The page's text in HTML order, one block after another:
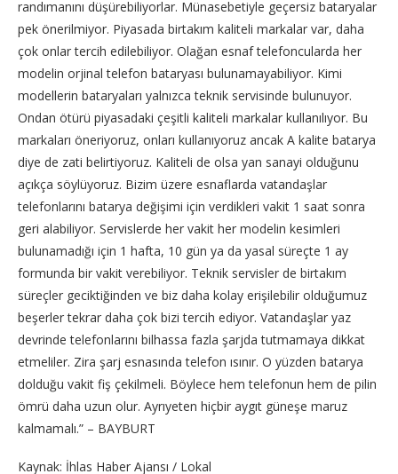
randımanını düşürebiliyorlar. Münasebetiyle geçersiz bataryalar
pek önerilmiyor. Piyasada birtakım kaliteli markalar var, daha
çok onlar tercih edilebiliyor. Olağan esnaf telefoncularda her
modelin orjinal telefon bataryası bulunamayabiliyor. Kimi
modellerin bataryaları yalnızca teknik servisinde bulunuyor.
Ondan ötürü piyasadaki çeşitli kaliteli markalar kullanılıyor. Bu
markaları öneriyoruz, onları kullanıyoruz ancak A kalite batarya
diye de zati belirtiyoruz. Kaliteli de olsa yan sanayi olduğunu
açıkça söylüyoruz. Bizim üzere esnaflarda vatandaşlar
telefonlarını batarya değişimi için verdikleri vakit 1 saat sonra
geri alabiliyor. Servislerde her vakit her modelin kesimleri
bulunamadığı için 1 hafta, 10 gün ya da yasal süreçte 1 ay
formunda bir vakit verebiliyor. Teknik servisler de birtakım
süreçler geciktiğinden ve biz daha kolay erişilebilir olduğumuz
beşerler tekrar daha çok bizi tercih ediyor. Vatandaşlar yaz
devrinde telefonlarını bilhassa fazla şarjda tutmamaya dikkat
etmeliler. Zira şarj esnasında telefon ısınır. O yüzden batarya
dolduğu vakit fiş çekilmeli. Böylece hem telefonun hem de pilin
ömrü daha uzun olur. Ayrıyeten hiçbir aygıt güneşe maruz
kalmamalı.” – BAYBURT
Kaynak: İhlas Haber Ajansı / Lokal